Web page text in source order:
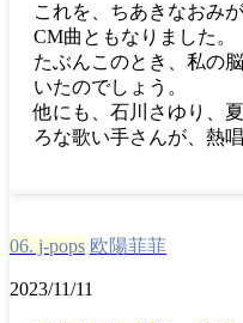
これを、ちあきなおみ
CM曲ともなりました。
たぶんこのとき、私の
いたのでしょう。
他にも、石川さゆり、
ろな歌い手さんが、熱
06. j-pops 欧陽菲菲
2023/11/11